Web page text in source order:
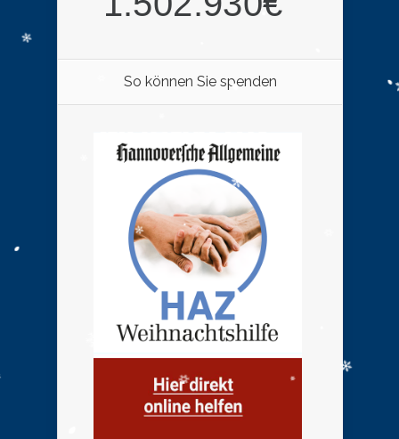
So können Sie spenden